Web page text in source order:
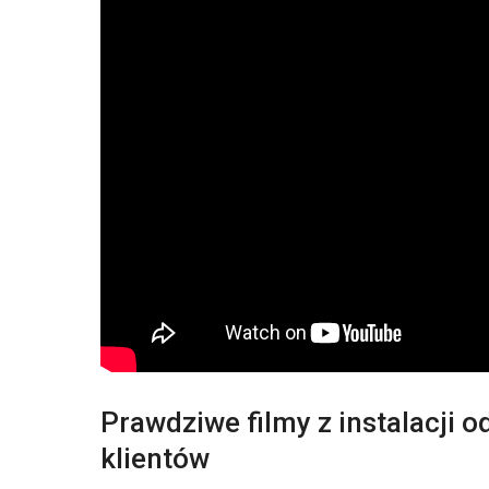
Prawdziwe filmy z instalacji
klientów